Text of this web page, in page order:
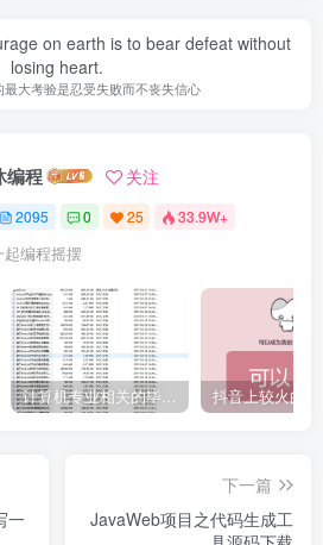
on earth is to bear defeat without
losing heart.
大考验是忍受失败而不丧失信心
编程 关注
2095 0 25 33.9W+
起编程摇摆
计算机专业相关的毕业设计论文合集免费下载
一
下一篇
JavaWeb项目之代码生成工